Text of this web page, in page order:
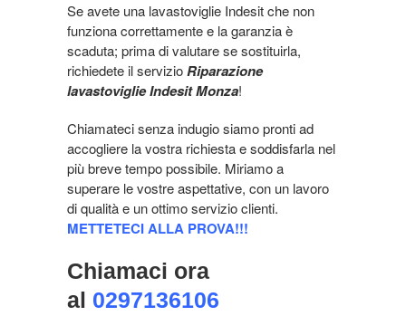
Se avete una lavastoviglie Indesit che non
funziona correttamente e la garanzia è
scaduta; prima di valutare se sostituirla,
richiedete il servizioRiparazione
lavastoviglie Indesit Monza!
Chiamateci senza indugio siamo pronti ad
accogliere la vostra richiesta e soddisfarla nel
più breve tempo possibile. Miriamo a
superare le vostre aspettative, con un lavoro
di qualità e un ottimo servizio clienti.
METTETECI ALLA PROVA!!!
Chiamaci ora
al 0297136106